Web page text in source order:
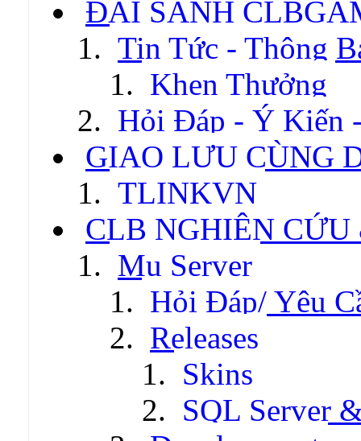
ĐẠI SẢNH
Tin Tức - Thông
Khen Thưởng
Hỏi Đáp - Ý Kiến
GIAO LƯU CÙNG
TLINKVN
CLB NGHIÊN
Mu Server
Hỏi Đáp/ Yêu
Releases
Skins
SQL Server